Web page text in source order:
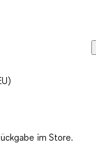
im Store.